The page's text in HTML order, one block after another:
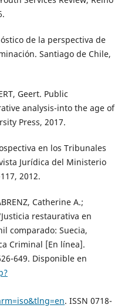
de la perspectiva de
Santiago de Chile,
Geert. Public
analysis-into the age of
Press, 2017.
en los Tribunales
Jurídica del Ministerio
2012.
Catherine A.;
restaurativa en
comparado: Suecia,
Criminal [En línea].
649. Disponible en
. ISSN 0718-